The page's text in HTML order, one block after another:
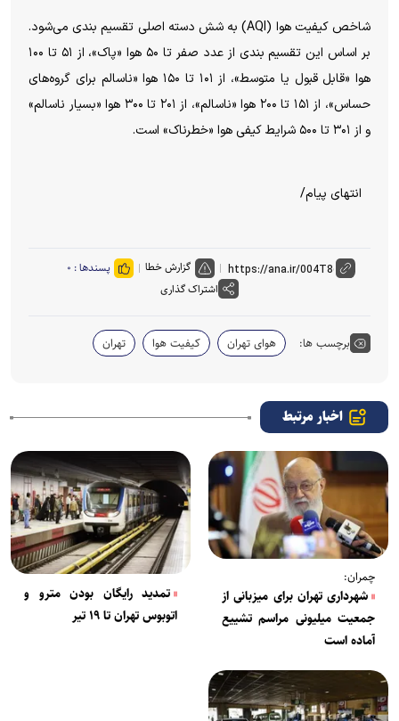
شاخص کیفیت هوا (AQI) به شش دسته اصلی تقسیم بندی می‌شود.
بر اساس این تقسیم بندی از عدد صفر تا ۵۰ هوا «پاک»، از ۵۱ تا ۱۰۰
هوا «قابل قبول یا متوسط»، از ۱۰۱ تا ۱۵۰ هوا «ناسالم برای گروه‌های
حساس»، از ۱۵۱ تا ۲۰۰ هوا «ناسالم»، از ۲۰۱ تا ۳۰۰ هوا «بسیار ناسالم»
و از ۳۰۱ تا ۵۰۰ شرایط کیفی هوا «خطرناک» است.
انتهای پیام/
گزارش خطا پسندها : ۰
اشتراک گذاری
برچسب ها: هوای تهران کیفیت هوا تهران
اخبار مرتبط
چمران:
شهرداری تهران برای میزبانی از
جمعیت میلیونی مراسم تشییع
آماده است
تمدید رایگان بودن مترو و
اتوبوس تهران تا ۱۹ تیر